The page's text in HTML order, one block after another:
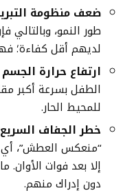
ضعف منظومة
طور النمو، وبالتالي
لديهم أقل كفاءة؛
ارتفاع حرارة
الطفل بسرعة أكبر
للمحيط الحار.
خطر الجفاف
“منعكس العطش”، أي
إلا بعد فوات
دون إدراك منهم.